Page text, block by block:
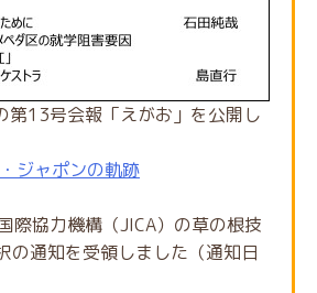
13号会報「えがお」を公開し
ジャポンの軌跡
協力機構（JICA）の草の根技
の通知を受領しました（通知日